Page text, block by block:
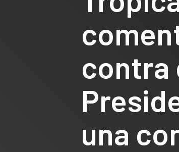
contra
una